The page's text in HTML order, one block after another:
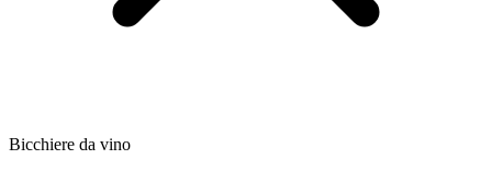
Bicchiere da vino